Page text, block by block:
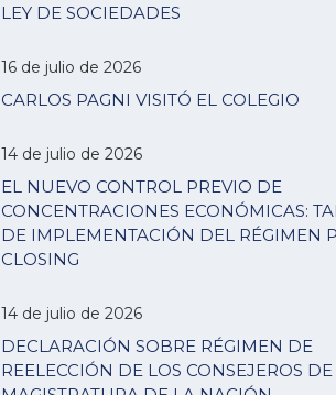
LEY DE SOCIEDADES
16 de julio de 2026
CARLOS PAGNI VISITÓ EL COLEGIO
14 de julio de 2026
EL NUEVO CONTROL PREVIO DE
CONCENTRACIONES ECONÓMICAS:
DE IMPLEMENTACIÓN DEL RÉGIMEN
CLOSING
14 de julio de 2026
DECLARACIÓN SOBRE RÉGIMEN DE
REELECCIÓN DE LOS CONSEJEROS